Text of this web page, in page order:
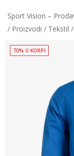
Sport Vision –
Proizvodi
Tekstil
70% U KORPI